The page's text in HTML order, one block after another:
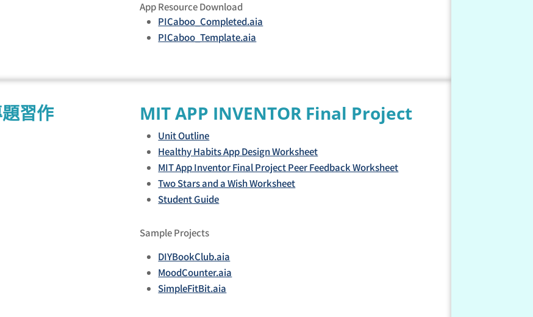
App Resource Download
PICaboo_Completed.aia
PICaboo_Template.aia
習作 MIT APP INVENTORFinal Project
Unit Outline
Healthy Habits App Design Worksheet
MIT App Inventor Final Project Peer Feedback Worksheet
Two Stars and a Wish Worksheet
Student Guide
Sample Projects
DIYBookClub.aia
MoodCounter.aia
SimpleFitBit.aia